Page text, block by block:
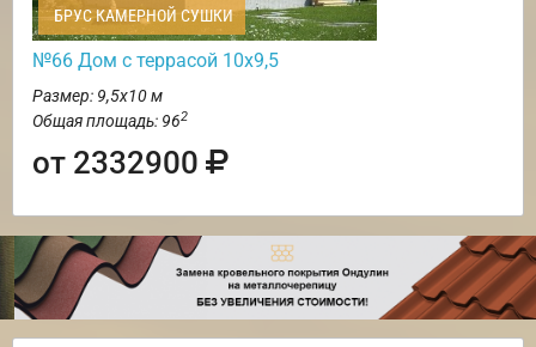
БРУС КАМЕРНОЙ СУШКИ
№66 Дом с террасой 10х9,5
Размер: 9,5х10 м
Общая площадь: 962
от 2332900